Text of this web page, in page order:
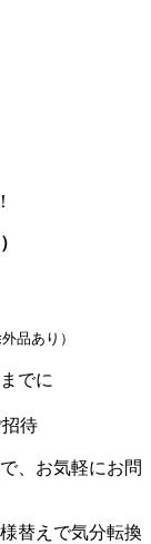
品あり）
でに
招待
、お気軽にお問
替えで気分転換